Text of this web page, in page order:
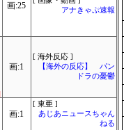
画:25
アナきゃぷ速報
画:1
[ 海外反応 ]
【海外の反応】 パン
ドラの憂鬱
画:1
[ 東亜 ]
あじあニュースちゃん
ねる